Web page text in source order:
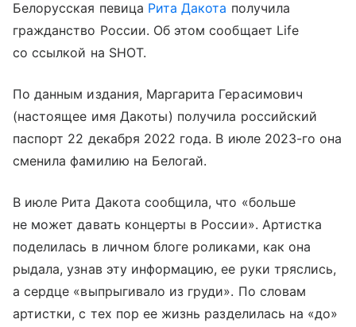
Белорусская певица Рита Дакота получила
гражданство России. Об этом сообщает Life
со ссылкой на SHOT.
По данным издания, Маргарита Герасимович
(настоящее имя Дакоты) получила российский
паспорт 22 декабря 2022 года. В июле 2023-го она
сменила фамилию на Белогай.
В июле Рита Дакота сообщила, что «больше
не может давать концерты в России». Артистка
поделилась в личном блоге роликами, как она
рыдала, узнав эту информацию, ее руки тряслись,
а сердце «выпрыгивало из груди». По словам
артистки, с тех пор ее жизнь разделилась на «до»